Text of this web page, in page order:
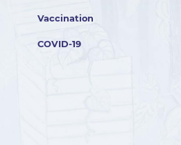
Vaccination
COVID-19